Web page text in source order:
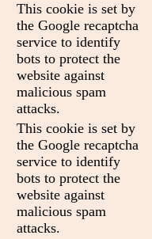
This cookie is set by
the Google recaptcha
service to identify
bots to protect the
website against
malicious spam
attacks.
This cookie is set by
the Google recaptcha
service to identify
bots to protect the
website against
malicious spam
attacks.